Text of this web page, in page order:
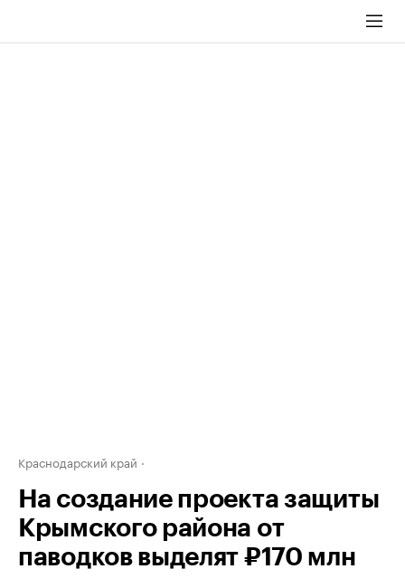
Краснодарский край
На создание проекта защиты
Крымского района от
паводков выделят ₽170 млн